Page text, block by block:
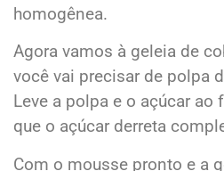
homogênea.
Agora vamos à geleia de
você vai precisar de polpa
Leve a polpa e o açúcar ao
que o açúcar derreta
Com o mousse pronto e a